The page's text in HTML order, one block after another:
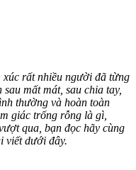
xúc rất nhiều người đã từng
mất mát, sau chia tay,
thường và hoàn toàn
giác trống rỗng là gì,
qua, bạn đọc hãy cùng
viết dưới đây.